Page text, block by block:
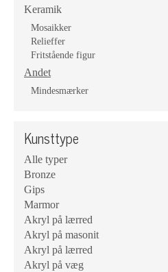
Keramik
Mosaikker
Relieffer
Fritstående figur
Andet
Mindesmærker
Kunsttype
Alle typer
Bronze
Gips
Marmor
Akryl på lærred
Akryl på masonit
Akryl på lærred
Akryl på væg